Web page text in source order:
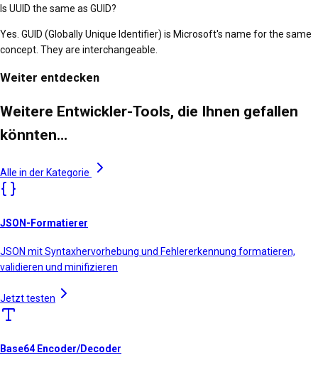
Is UUID the same as GUID?
Yes. GUID (Globally Unique Identifier) is Microsoft's name for the same
concept. They are interchangeable.
Weiter entdecken
Weitere Entwickler-Tools, die Ihnen gefallen
könnten…
Alle in der Kategorie
JSON-Formatierer
JSON mit Syntaxhervorhebung und Fehlererkennung formatieren,
validieren und minifizieren
Jetzt testen
Base64 Encoder/Decoder